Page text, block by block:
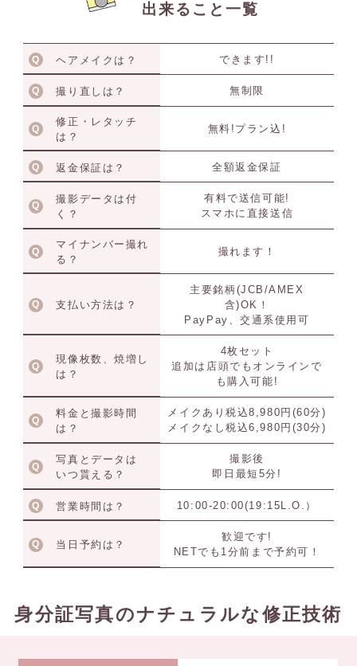
出来ること一覧
ヘアメイクは？ できます!!
撮り直しは？ 無制限
修正・レタッチ
は？
無料!プラン込!
返金保証は？ 全額返金保証
撮影データは付
く？
有料で送信可能!
スマホに直接送信
マイナンバー撮れ
る？
撮れます！
支払い方法は？
主要銘柄(JCB/AMEX
含)OK！
PayPay、交通系使用可
現像枚数、焼増し
は？
4枚セット
追加は店頭でもオンラインで
も購入可能!
料金と撮影時間
は？
メイクあり税込8,980円(60分)
メイクなし税込6,980円(30分)
写真とデータは
いつ貰える？
撮影後
即日最短5分!
営業時間は？ 10:00-20:00(19:15L.O.）
当日予約は？
歓迎です!
NETでも1分前まで予約可！
身分証写真のナチュラルな修正技術